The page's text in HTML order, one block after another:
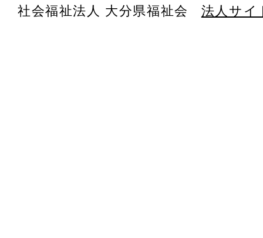
社会福祉法人 大分県福祉会 法人サイ